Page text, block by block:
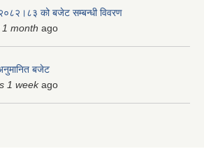
को बजेट सम्बन्धी विवरण
1 month ago
बजेट
1 weekago